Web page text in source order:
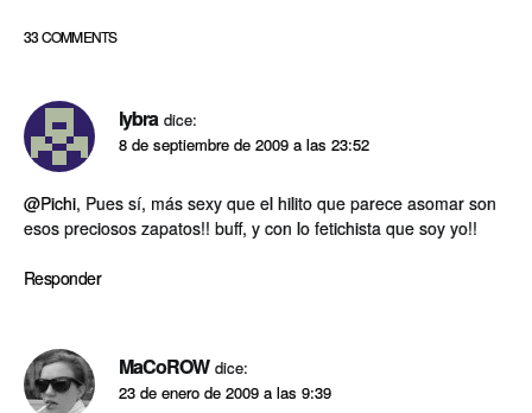
33 COMMENTS
lybra dice:
8 de septiembre de 2009 a las 23:52
@Pichi, Pues sí­, más sexy que el hilito que parece asomar son
esos preciosos zapatos!! buff, y con lo fetichista que soy yo!!
Responder
MaCoROW dice:
23 de enero de 2009 a las 9:39